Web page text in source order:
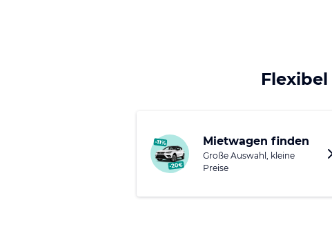
Mietwagen finden
Große Auswahl, kleine
Preise